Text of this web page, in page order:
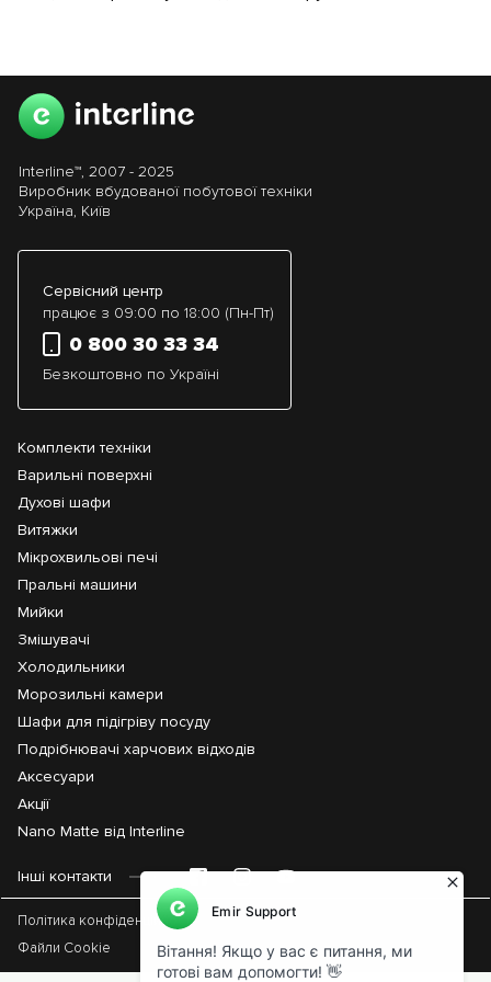
Сервісний центр
працює з 09:00 по 18:00 (Пн-Пт)
0 800 30 33 34
Безкоштовно по Україні
Комплекти техніки
Варильні поверхні
Духові шафи
Витяжки
Мікрохвильові печі
Пральні машини
Мийки
Змішувачі
Холодильники
Морозильні камери
Шафи для підігріву посуду
Подрібнювачі харчових відходів
Аксесуари
Акції
Nano Matte від Interline
Interline™, 2007 - 2025
Виробник вбудованої побутової техніки
Україна, Київ
Інші контакти
Політика конфіденційності
Файли Cookie